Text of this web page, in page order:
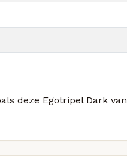
deze Egotripel Dark van